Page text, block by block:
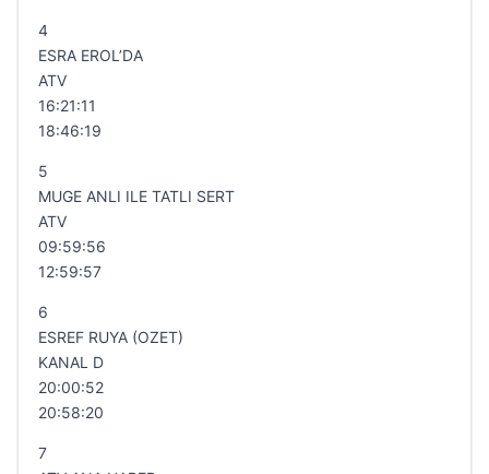
4
ESRA EROL’DA
ATV
16:21:11
18:46:19
5
MUGE ANLI ILE TATLI SERT
ATV
09:59:56
12:59:57
6
ESREF RUYA (OZET)
KANAL D
20:00:52
20:58:20
7